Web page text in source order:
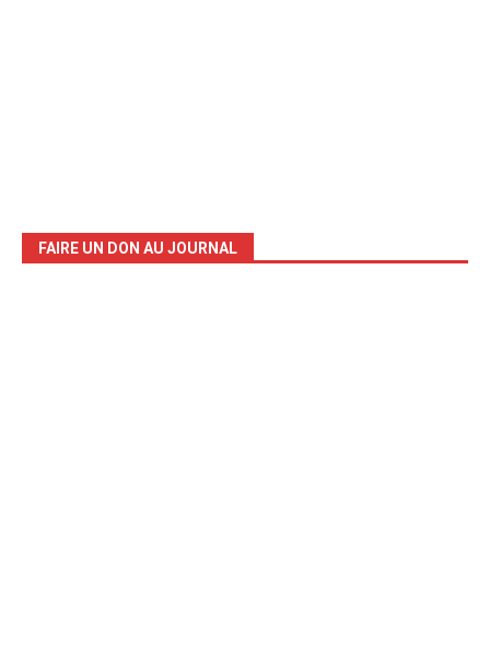
FAIRE UN DON AU JOURNAL